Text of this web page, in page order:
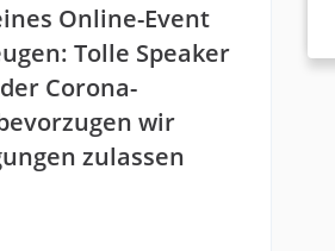
Online-Event
Tolle Speaker
Corona-
wir
zulassen